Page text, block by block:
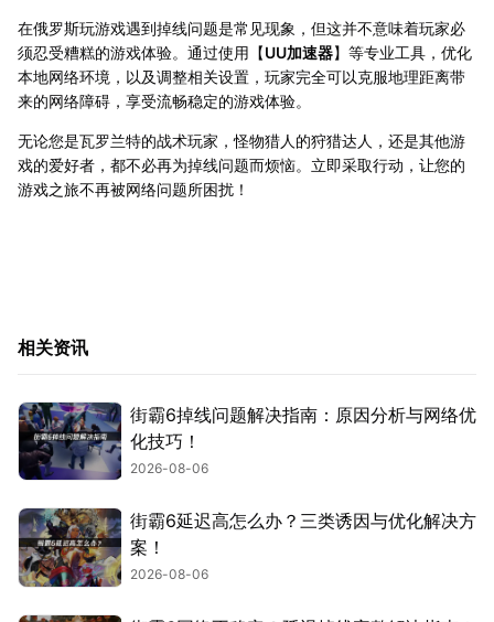
在俄罗斯玩游戏遇到掉线问题是常见现象，但这并不意味着玩家必
须忍受糟糕的游戏体验。通过使用【UU加速器】等专业工具，优化
本地网络环境，以及调整相关设置，玩家完全可以克服地理距离带
来的网络障碍，享受流畅稳定的游戏体验。
无论您是瓦罗兰特的战术玩家，怪物猎人的狩猎达人，还是其他游
戏的爱好者，都不必再为掉线问题而烦恼。立即采取行动，让您的
游戏之旅不再被网络问题所困扰！
相关资讯
街霸6掉线问题解决指南：原因分析与网络优
化技巧！
2026-08-06
街霸6延迟高怎么办？三类诱因与优化解决方
案！
2026-08-06